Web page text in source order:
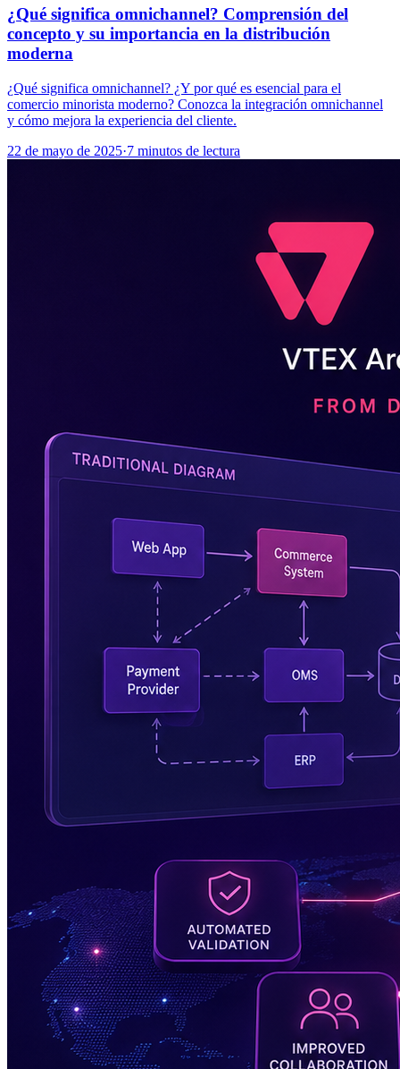
¿Qué significa omnichannel? Comprensión del
concepto y su importancia en la distribución
moderna
¿Qué significa omnichannel? ¿Y por qué es esencial para el
comercio minorista moderno? Conozca la integración omnichannel
y cómo mejora la experiencia del cliente.
22 de mayo de 2025·7 minutos de lectura